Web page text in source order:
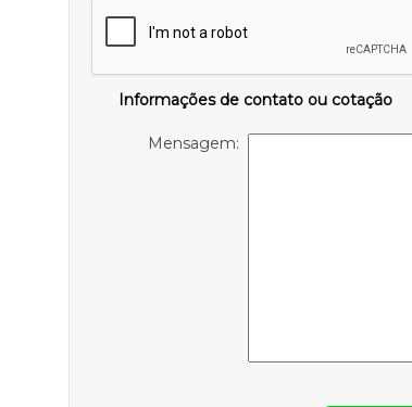
Informações de contato ou cotação
Mensagem: